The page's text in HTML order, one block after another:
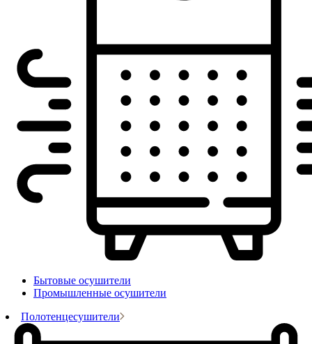
Бытовые осушители
Промышленные осушители
Полотенцесушители